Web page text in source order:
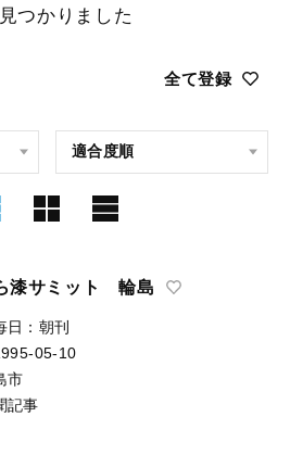
全て登録
つかりました
漆サミット 輪島
日：朝刊
05-10
市
記事